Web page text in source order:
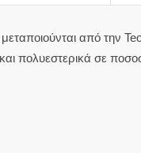
από την
πολυεστερικά σε